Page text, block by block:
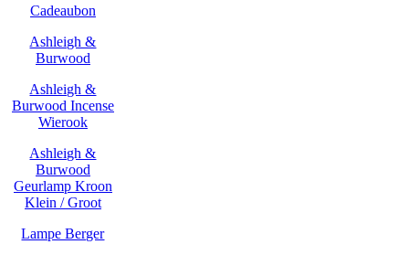
Cadeaubon
Ashleigh &
Burwood
Ashleigh &
Burwood Incense
Wierook
Ashleigh &
Burwood
Geurlamp Kroon
Klein / Groot
Lampe Berger